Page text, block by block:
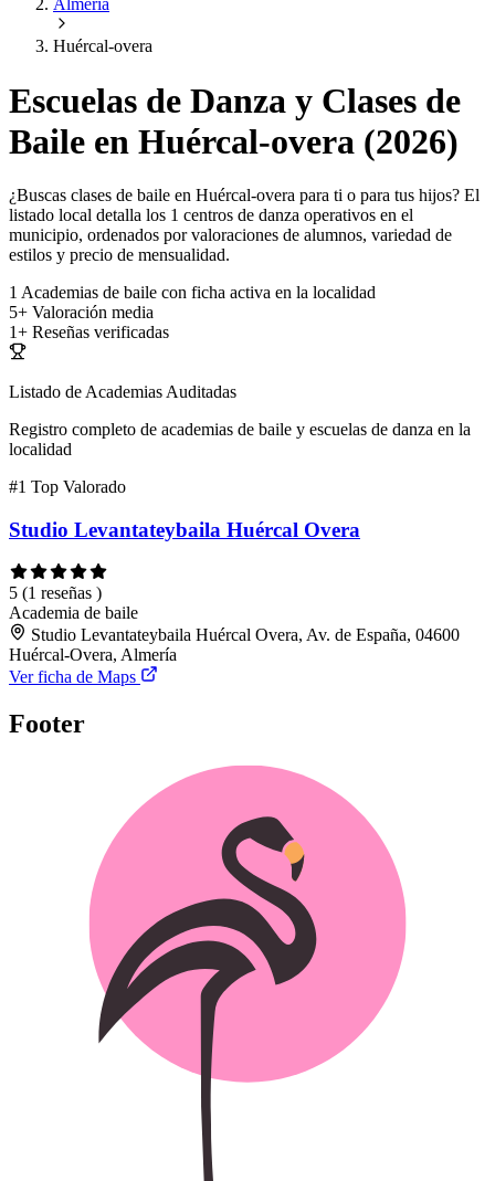
Almería
Huércal-overa
Escuelas de Danza y Clases de
Baile en Huércal-overa (2026)
¿Buscas clases de baile en Huércal-overa para ti o para tus hijos? El
listado local detalla los 1 centros de danza operativos en el
municipio, ordenados por valoraciones de alumnos, variedad de
estilos y precio de mensualidad.
1 Academias de baile con ficha activa en la localidad
5+ Valoración media
1+ Reseñas verificadas
Listado de Academias Auditadas
Registro completo de academias de baile y escuelas de danza en la
localidad
#1 Top Valorado
Studio Levantateybaila Huércal Overa
5 (1 reseñas )
Academia de baile
Studio Levantateybaila Huércal Overa, Av. de España, 04600
Huércal-Overa, Almería
Ver ficha de Maps
Footer